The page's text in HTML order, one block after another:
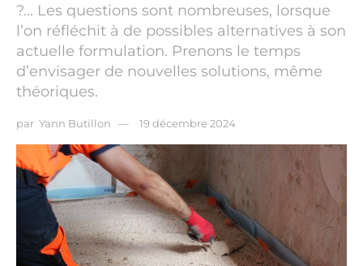
?... Les questions sont nombreuses, lorsque
l’on réfléchit à de possibles alternatives à son
actuelle formulation. Prenons le temps
d’envisager de nouvelles solutions, même
théoriques.
par Yann Butillon 19 décembre 2024